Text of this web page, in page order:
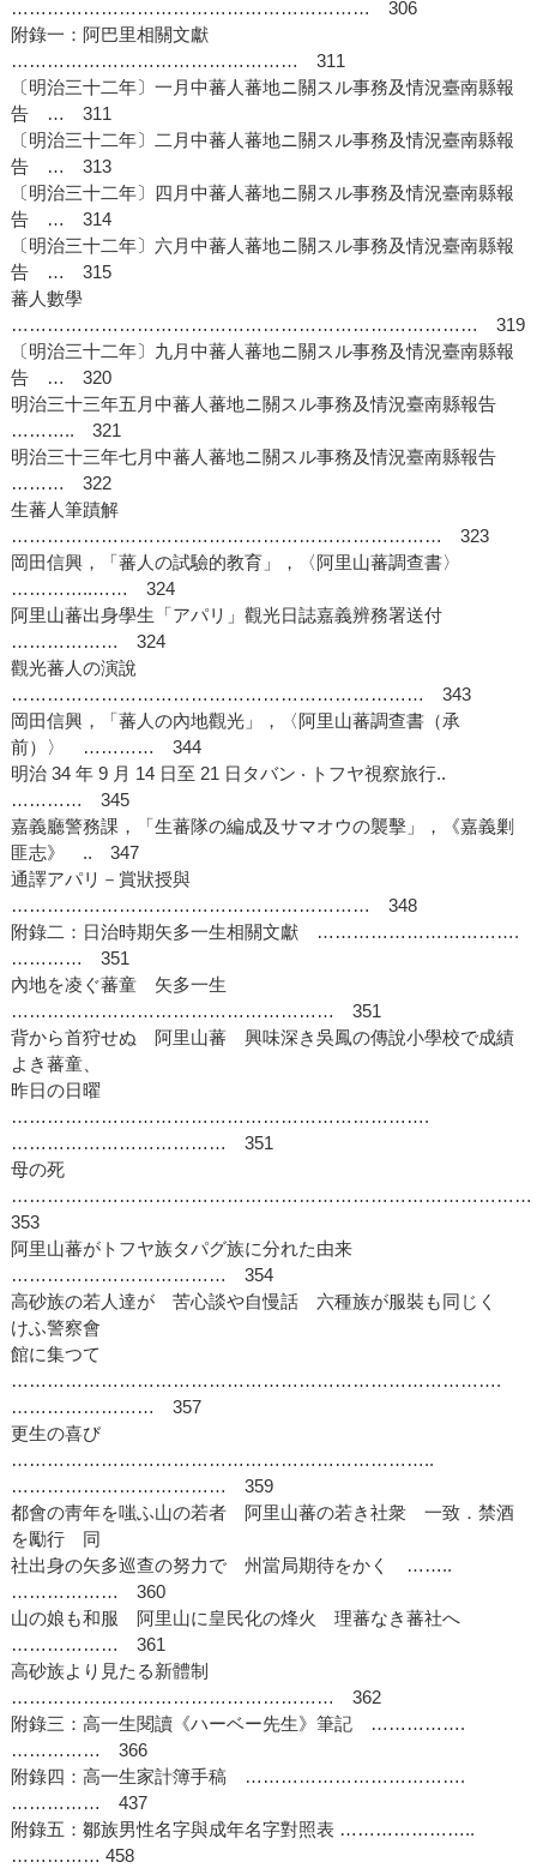
…………………………………………………… 306
附錄一：阿巴里相關文獻
………………………………………… 311
〔明治三十二年〕一月中蕃人蕃地ニ關スル事務及情況臺南縣報
告 … 311
〔明治三十二年〕二月中蕃人蕃地ニ關スル事務及情況臺南縣報
告 … 313
〔明治三十二年〕四月中蕃人蕃地ニ關スル事務及情況臺南縣報
告 … 314
〔明治三十二年〕六月中蕃人蕃地ニ關スル事務及情況臺南縣報
告 … 315
蕃人數學
…………………………………………………………………… 319
〔明治三十二年〕九月中蕃人蕃地ニ關スル事務及情況臺南縣報
告 … 320
明治三十三年五月中蕃人蕃地ニ關スル事務及情況臺南縣報告
……….. 321
明治三十三年七月中蕃人蕃地ニ關スル事務及情況臺南縣報告
……… 322
生蕃人筆蹟解
……………………………………………………………… 323
岡田信興，「蕃人の試驗的教育」，〈阿里山蕃調查書〉
…………..…… 324
阿里山蕃出身學生「アパリ」觀光日誌嘉義辨務署送付
……………… 324
觀光蕃人の演說
…………………………………………………………… 343
岡田信興，「蕃人の內地觀光」，〈阿里山蕃調查書（承
前）〉 ………… 344
明治 34 年 9 月 14 日至 21 日タバン ‧ トフヤ視察旅行..
………… 345
嘉義廳警務課，「生蕃隊の編成及サマオウの襲擊」，《嘉義剿
匪志》 .. 347
通譯アパリ－賞狀授與
…………………………………………………… 348
附錄二：日治時期矢多一生相關文獻 …………………………….
………… 351
內地を凌ぐ蕃童 矢多一生
……………………………………………… 351
背から首狩せぬ 阿里山蕃 興味深き吳鳳の傳說小學校で成績
よき蕃童、
昨日の日曜
…………………………………………………………….
……………………………… 351
母の死
353
阿里山蕃がトフヤ族タパグ族に分れた由来
……………………………… 354
高砂族の若人達が 苦心談や自慢話 六種族が服裝も同じく
けふ警察會
館に集つて
……………………………………………………………………….
…………………… 357
更生の喜び
……………………………………………………………..
……………………………… 359
都會の靑年を嗤ふ山の若者 阿里山蕃の若き社衆 一致．禁酒
を勵行 同
社出身の矢多巡查の努力で 州當局期待をかく ……..
……………… 360
山の娘も和服 阿里山に皇民化の烽火 理蕃なき蕃社へ
……………… 361
高砂族より見たる新體制
……………………………………………… 362
附錄三：高一生閱讀《ハーベー先生》筆記 …………….
…………… 366
附錄四：高一生家計簿手稿 ……………………………….
…………… 437
附錄五：鄒族男性名字與成年名字對照表 …………………..
…………… 458